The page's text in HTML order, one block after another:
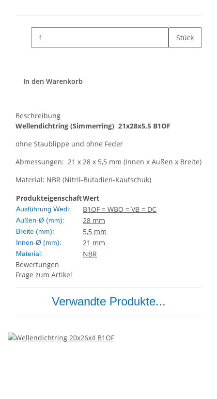
Stück
In den Warenkorb
Beschreibung
Wellendichtring (Simmerring) 21x28x5,5 B1OF
ohne Staublippe und ohne Feder
Abmessungen: 21 x 28 x 5,5 mm (Innen x Außen x Breite)
Material: NBR (Nitril-Butadien-Kautschuk)
ProdukteigenschaftWert
Ausführung Wedi: B1OF = WBO = VB = DC
Außen-Ø (mm): 28 mm
Breite (mm): 5,5 mm
Innen-Ø (mm): 21 mm
Material:
NBR
Bewertungen
Frage zum Artikel
Verwandte Produkte...